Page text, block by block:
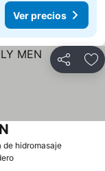
Ver precios
Compartir
de hidromasaje